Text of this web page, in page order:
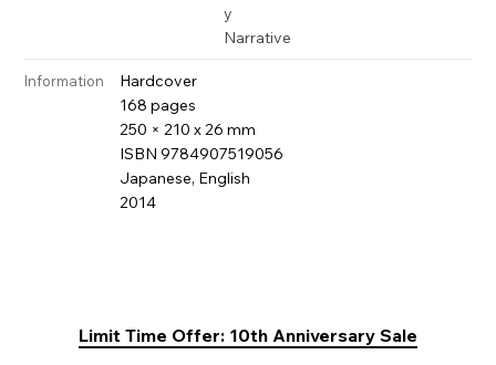
y
Narrative
Information
Hardcover
168 pages
250 × 210 x 26 mm
ISBN 9784907519056
Japanese, English
2014
Limit Time Offer: 10th Anniversary Sale